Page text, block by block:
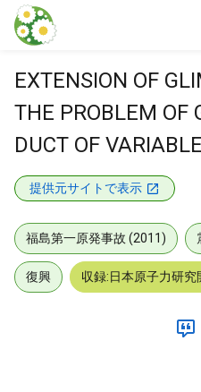
本文に飛ぶ
EXTENSION OF
THE PROBLEM OF
DUCT OF
提供元サイトで表示
福島第一原発事故 (2011)
復興 収録:日本原子力研